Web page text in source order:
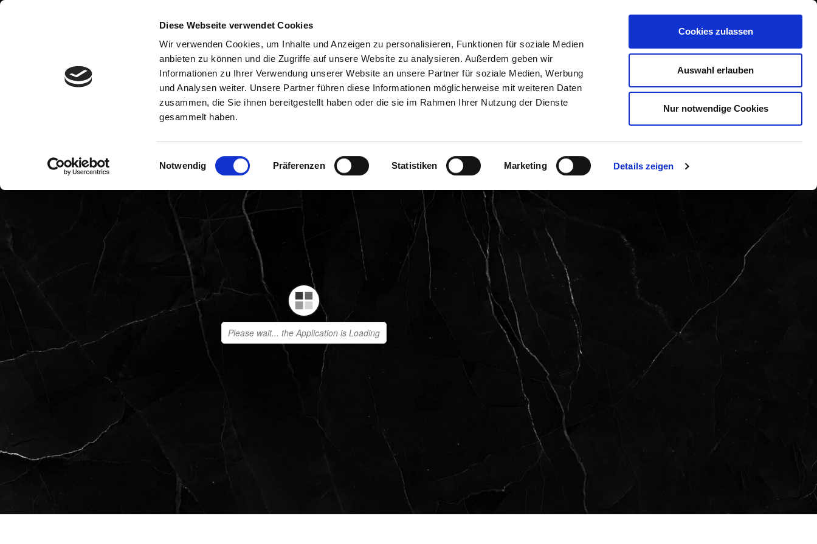
Diese Webseite verwendet Cookies
Wir verwenden Cookies, um Inhalte und Anzeigen zu personalisieren, Funktionen für soziale Medien
anbieten zu können und die Zugriffe auf unsere Website zu analysieren. Außerdem geben wir
Informationen zu Ihrer Verwendung unserer Website an unsere Partner für soziale Medien, Werbung
und Analysen weiter. Unsere Partner führen diese Informationen möglicherweise mit weiteren Daten
zusammen, die Sie ihnen bereitgestellt haben oder die sie im Rahmen Ihrer Nutzung der Dienste
gesammelt haben.
Einwilligungsauswahl
Notwendig Präferenzen Statistiken Marketing Details zeigen
Cookies zulassen
Auswahl erlauben
Nur notwendige Cookies
STARTSEITE RESTAURANT GALERIE KONTAKT
Getränkekarte